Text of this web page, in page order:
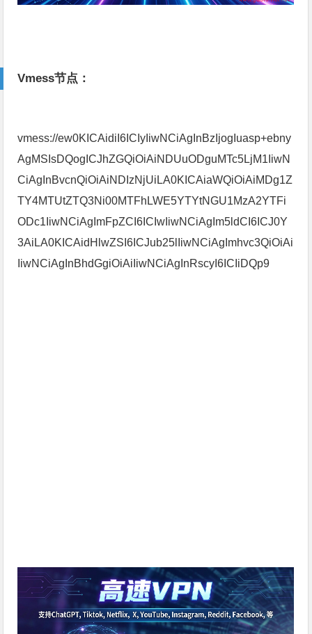
Vmess节点：
vmess://ew0KICAidiI6ICIyIiwNCiAgInBzIjogIuasp+ebny
AgMSIsDQogICJhZGQiOiAiNDUuODguMTc5LjM1IiwN
CiAgInBvcnQiOiAiNDIzNjUiLA0KICAiaWQiOiAiMDg1Z
TY4MTUtZTQ3Ni00MTFhLWE5YTYtNGU1MzA2YTFi
ODc1IiwNCiAgImFpZCI6ICIwIiwNCiAgIm5ldCI6ICJ0Y
3AiLA0KICAidHlwZSI6ICJub25lIiwNCiAgImhvc3QiOiAi
IiwNCiAgInBhdGgiOiAiIiwNCiAgInRscyI6ICIiDQp9